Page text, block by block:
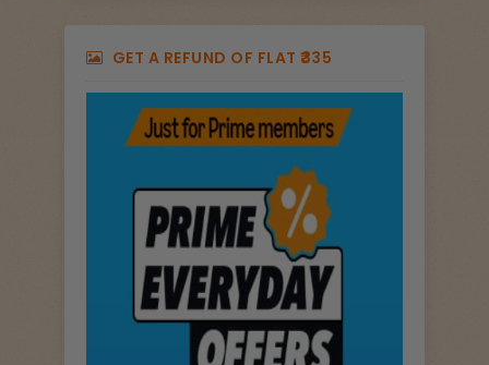
GET A REFUND OF FLAT ₹335